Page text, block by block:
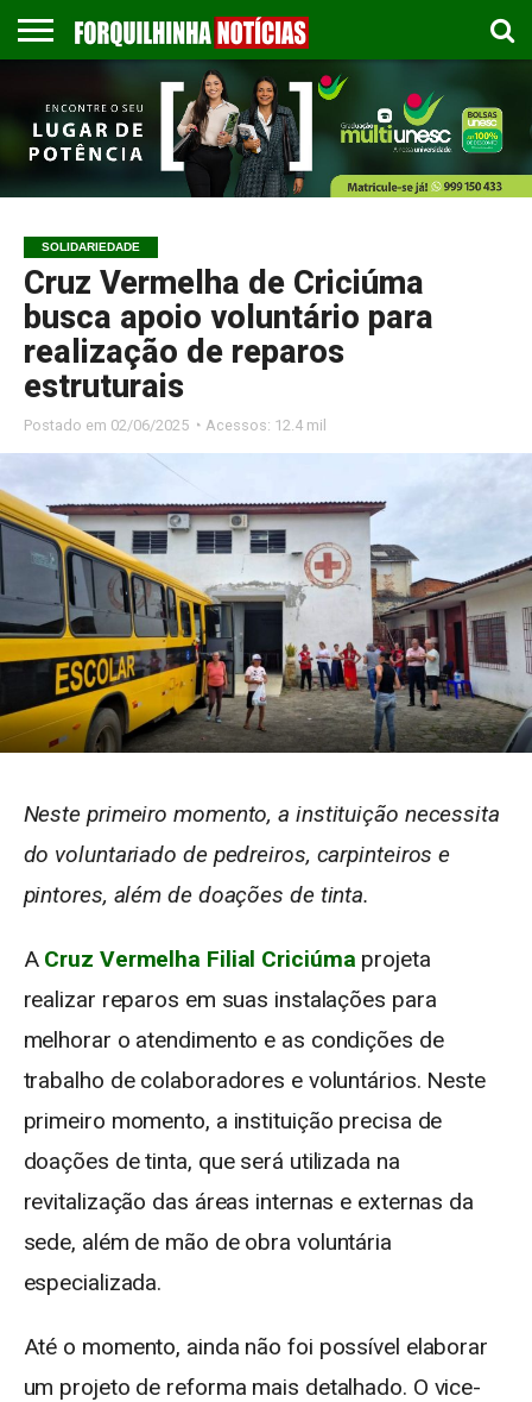
EMPREGOS
ESPORTES
PUBLICAÇÃO
LEGAL
GASTRONOMIA
CONTATO
SOLIDARIEDADE
Cruz Vermelha de Criciúma
busca apoio voluntário para
realização de reparos
estruturais
Postado em 02/06/2025 ◔ Acessos: 12.4 mil
Neste primeiro momento, a instituição necessita
do voluntariado de pedreiros, carpinteiros e
pintores, além de doações de tinta.
A Cruz Vermelha Filial Criciúma projeta
realizar reparos em suas instalações para
melhorar o atendimento e as condições de
trabalho de colaboradores e voluntários. Neste
primeiro momento, a instituição precisa de
doações de tinta, que será utilizada na
revitalização das áreas internas e externas da
sede, além de mão de obra voluntária
especializada.
Até o momento, ainda não foi possível elaborar
um projeto de reforma mais detalhado. O vice-